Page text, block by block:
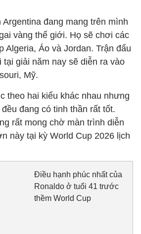
Argentina đang mang trên mình
vàng thế giới. Họ sẽ chơi các
Algeria, Áo và Jordan. Trận đấu
tại giải năm nay sẽ diễn ra vào
Mỹ.
theo hai kiểu khác nhau nhưng
đang có tinh thần rất tốt.
rất mong chờ màn trình diễn
này tại kỳ World Cup 2026 lịch
Điều hạnh phúc nhất của
Ronaldo ở tuổi 41 trước
thềm World Cup